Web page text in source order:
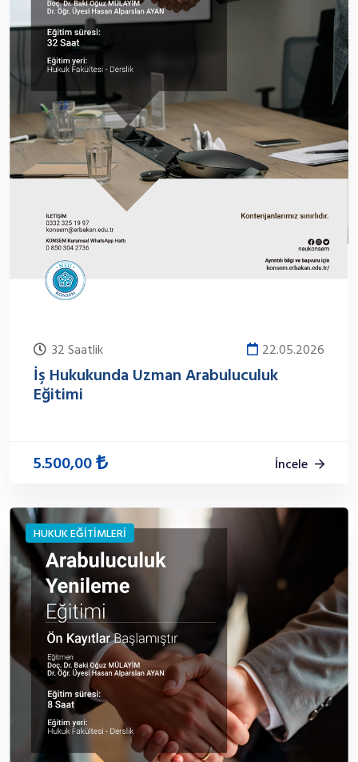
32 Saatlik 22.05.2026
İş Hukukunda Uzman Arabuluculuk
Eğitimi
5.500,00 İncele
HUKUK EĞİTİMLERİ